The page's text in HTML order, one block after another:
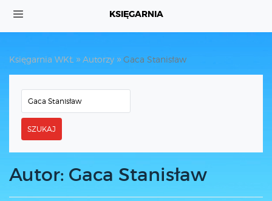
KSIĘGARNIA
Księgarnia WKŁ Autorzy Gaca Stanisław
SZUKAJ
Autor: Gaca Stanisław